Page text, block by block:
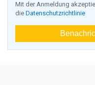
Mit der Anmeldung
die Datenschutzrichtlinie